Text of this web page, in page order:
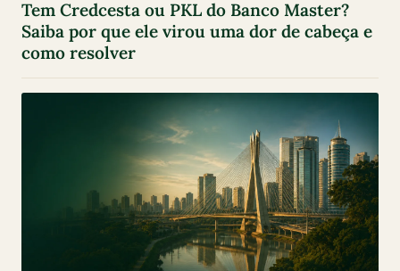
Tem Credcesta ou PKL do Banco Master?
Saiba por que ele virou uma dor de cabeça e
como resolver